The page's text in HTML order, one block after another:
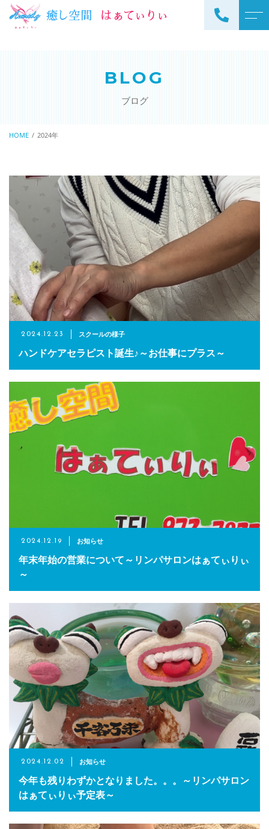
当サロンについて よくある質問
お知らせ
ご予約・お問い合わせ
098-973-7837
予約サイトからの予約
RESERVE
LINEからのご予約
友だち追加はこちら
BLOG
ブログ
HOME 2024年
2024.12.23 スクールの様子
ハンドケアセラピスト誕生♪～お仕事にプラス～
2024.12.19 お知らせ
年末年始の営業について～リンパサロンはぁてぃりぃ
～
2024.12.02 お知らせ
今年も残りわずかとなりました。。。～リンパサロン
はぁてぃりぃ予定表～